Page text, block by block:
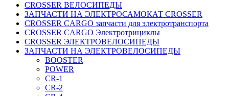
CROSSER ВЕЛОСИПЕДЫ
ЗАПЧАСТИ НА ЭЛЕКТРОСАМОКАТ CROSSER
CROSSER CARGO запчасти для электротранспорта
CROSSER CARGO Электротрициклы
CROSSER ЭЛЕКТРОВЕЛОСИПЕДЫ
ЗАПЧАСТИ НА ЭЛЕКТРОВЕЛОСИПЕДЫ
BOOSTER
POWER
CR-1
CR-2